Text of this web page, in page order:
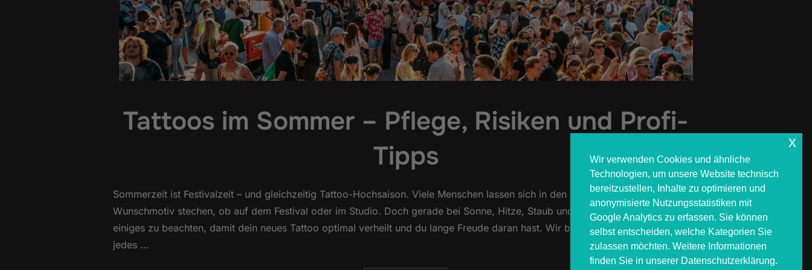
Tattoos im Sommer – Pflege, Risiken und Profi-
Tipps
Sommerzeit ist Festivalzeit – und gleichzeitig Tattoo-Hochsaison. Viele Menschen lassen sich in den warmen Monaten ihr
Wunschmotiv stechen, ob auf dem Festival oder im Studio. Doch gerade bei Sonne, Hitze, Staub und Outdoor-Action gibt es
einiges zu beachten, damit dein neues Tattoo optimal verheilt und du lange Freude daran hast. Wir bei COSMOS4YOU stechen
jedes …
Wir verwenden Cookies und ähnliche
Technologien, um unsere Website technisch
bereitzustellen, Inhalte zu optimieren und
anonymisierte Nutzungsstatistiken mit
Google Analytics zu erfassen. Sie können
selbst entscheiden, welche Kategorien Sie
zulassen möchten. Weitere Informationen
finden Sie in unserer Datenschutzerklärung.
x